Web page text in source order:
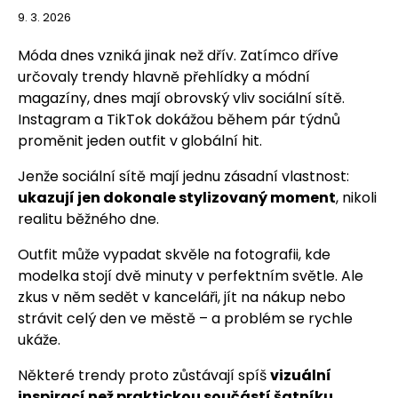
9. 3. 2026
Móda dnes vzniká jinak než dřív. Zatímco dříve
určovaly trendy hlavně přehlídky a módní
magazíny, dnes mají obrovský vliv sociální sítě.
Instagram a TikTok dokážou během pár týdnů
proměnit jeden outfit v globální hit.
Jenže sociální sítě mají jednu zásadní vlastnost:
ukazují jen dokonale stylizovaný moment, nikoli
realitu běžného dne.
Outfit může vypadat skvěle na fotografii, kde
modelka stojí dvě minuty v perfektním světle. Ale
zkus v něm sedět v kanceláři, jít na nákup nebo
strávit celý den ve městě – a problém se rychle
ukáže.
Některé trendy proto zůstávají spíšvizuální